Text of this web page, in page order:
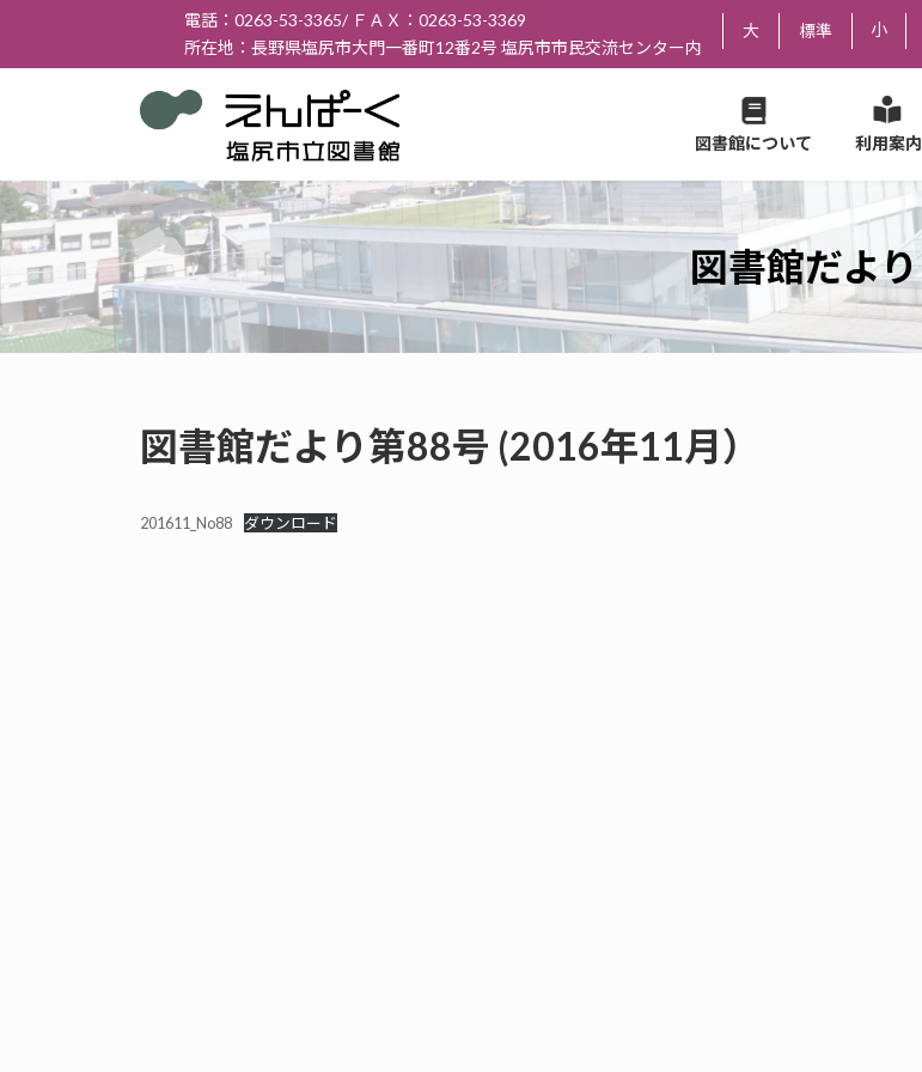
テ
ス
キ
ッ
ゲ
ン
に
移
電話：0263-53-3365/ ＦＡＸ：0263-53-3369
所在地：長野県塩尻市大門一番町12番2号 塩尻市市民交流センター内
大 標準 小
図書館について 利用案内
図書館だより
図書館だより第88号 (2016年11月）
201611_No88 ダウンロード